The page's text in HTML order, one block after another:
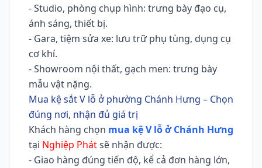
- Studio, phòng chụp hình: trưng bày đạo cụ,
ánh sáng, thiết bị.
- Gara, tiệm sửa xe: lưu trữ phụ tùng, dụng cụ
cơ khí.
- Showroom nội thất, gạch men: trưng bày
mẫu vật nặng.
Mua kệ sắt V lỗ ở phường Chánh Hưng – Chọn
đúng nơi, nhận đủ giá trị
Khách hàng chọn mua kệ V lỗ ở Chánh Hưng
tại Nghiệp Phátsẽ nhận được:
- Giao hàng đúng tiến độ, kể cả đơn hàng lớn,